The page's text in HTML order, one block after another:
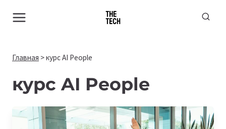
Главная >курс AI People
курс AI People